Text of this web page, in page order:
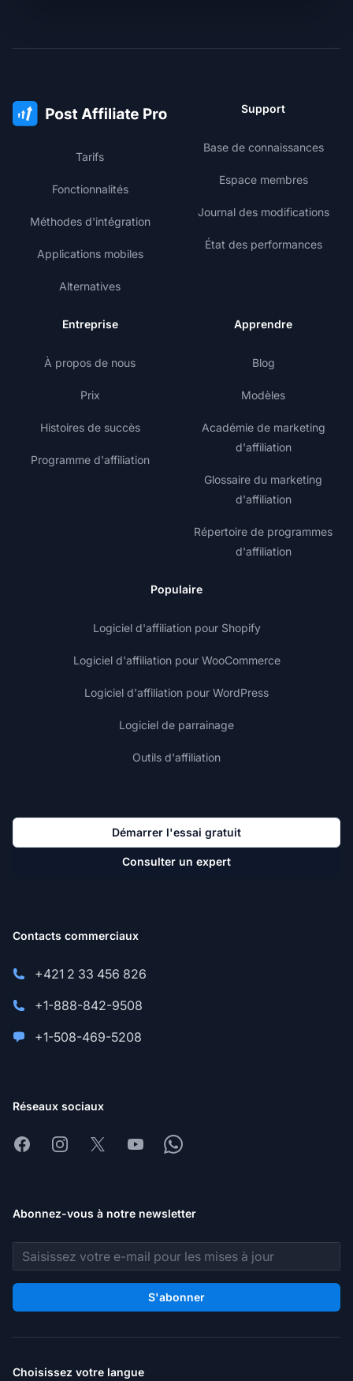
Tarifs
Fonctionnalités
Méthodes d'intégration
Applications mobiles
Alternatives
Support
Base de connaissances
Espace membres
Journal des modifications
État des performances
Entreprise
À propos de nous
Prix
Histoires de succès
Programme d'affiliation
Apprendre
Blog
Modèles
Académie de marketing
d'affiliation
Glossaire du marketing
d'affiliation
Répertoire de programmes
d'affiliation
Populaire
Logiciel d'affiliation pour Shopify
Logiciel d'affiliation pour WooCommerce
Logiciel d'affiliation pour WordPress
Logiciel de parrainage
Outils d'affiliation
Démarrer l'essai gratuit
Consulter un expert
Contacts commerciaux
+421 2 33 456 826
+1-888-842-9508
+1-508-469-5208
Réseaux sociaux
FacebookInstagram
X YoutubeWhatsapp
Abonnez-vous à notre newsletter
Adresse e-mail
S'abonner
Choisissez votre langue